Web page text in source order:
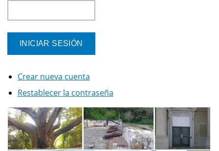
Crear nueva cuenta
Restablecer la contraseña